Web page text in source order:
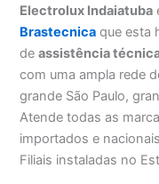
Electrolux Indaiatuba
Brastecnica que esta
deassistência
com uma ampla rede
grande São Paulo,
Atende todas as
importados e
Filiais instaladas no